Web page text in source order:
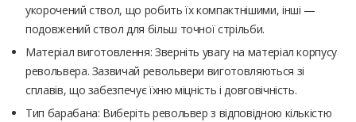
укорочений ствол, що робить їх компактнішими, інші —
подовжений ствол для більш точної стрільби.
Матеріал виготовлення: Зверніть увагу на матеріал корпусу
револьвера. Зазвичай револьвери виготовляються зі
сплавів, що забезпечує їхню міцність і довговічність.
Тип барабана: Виберіть револьвер з відповідною кількістю